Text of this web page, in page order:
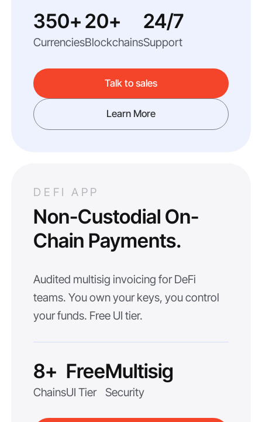
350+
Currencies
20+
Blockchains
24/7
Support
Talk to sales
Learn More
DEFI APP
Non-Custodial On-
Chain Payments.
Audited multisig invoicing for DeFi
teams. You own your keys, you control
your funds. Free UI tier.
8+
Chains
Free
UI Tier
Multisig
Security